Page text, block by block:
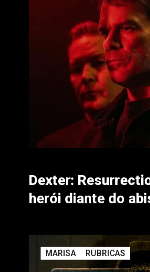
Dexter:
herói diante do
MARISA RUBRICAS